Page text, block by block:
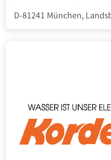
D-81241 München,